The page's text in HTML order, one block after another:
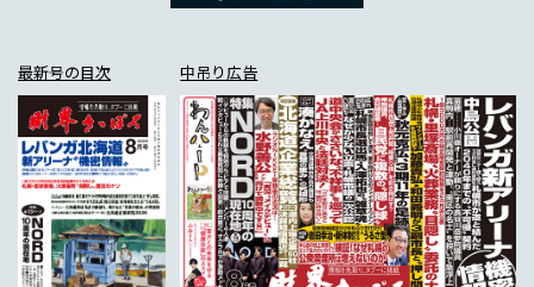
最新号の目次 中吊り広告